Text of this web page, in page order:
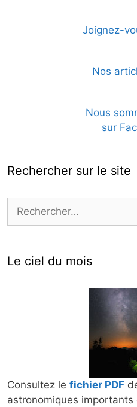
Joignez-
Nos
Nous
sur
Rechercher sur le site
Rechercher :
Le ciel du mois
Consultez le fichier PDF
astronomiques